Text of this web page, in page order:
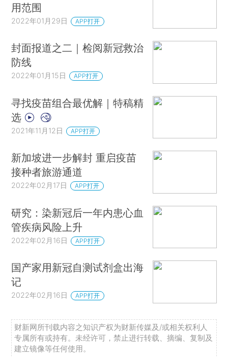
用范围
2022年01月29日 APP打开
封面报道之二｜检阅新冠救治
防线
2022年01月15日 APP打开
寻找疫苗组合最优解｜特稿精
选
2021年11月12日 APP打开
新加坡进一步解封 重启疫苗
接种者旅游通道
2022年02月17日 APP打开
研究：染新冠后一年内患心血
管疾病风险上升
2022年02月16日 APP打开
国产家用新冠自测试剂盒出海
记
2022年02月16日 APP打开
财新网所刊载内容之知识产权为财新传媒及/或相关权利人
专属所有或持有。未经许可，禁止进行转载、摘编、复制及
建立镜像等任何使用。